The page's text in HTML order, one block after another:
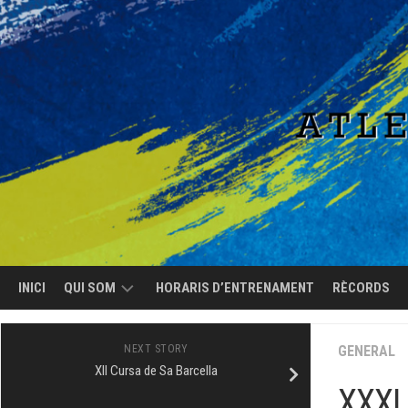
Skip
to
content
INICI QUI SOM HORARIS D’ENTRENAMENT RÈCORDS
GENERAL
NEXT STORY
XII Cursa de Sa Barcella